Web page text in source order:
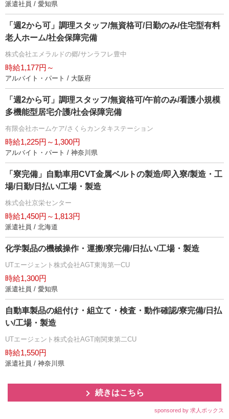
派遣社員 / 愛知県
「週2から可」調理スタッフ/無資格可/日勤のみ/住宅型有料
老人ホーム/社会保障完備
株式会社エメラルドの郷/サンラフレ豊中
時給1,177円～
アルバイト・パート / 大阪府
「週2から可」調理スタッフ/無資格可/午前のみ/看護小規模
多機能型居宅介護/社会保障完備
有限会社ホームケア/さくらカンタキステーション
時給1,225円～1,300円
アルバイト・パート / 神奈川県
「寮完備」自動車用CVT金属ベルトの製造/即入寮/製造・工
場/日勤/日払い/工場・製造
株式会社京栄センター
時給1,450円～1,813円
派遣社員 / 北海道
化学製品の機械操作・運搬/寮完備/日払い/工場・製造
UTエージェント株式会社AGT東海第一CU
時給1,300円
派遣社員 / 愛知県
自動車製品の組付け・組立て・検査・動作確認/寮完備/日払
い/工場・製造
UTエージェント株式会社AGT南関東第二CU
時給1,550円
派遣社員 / 神奈川県
続きはこちら
sponsored by 求人ボックス